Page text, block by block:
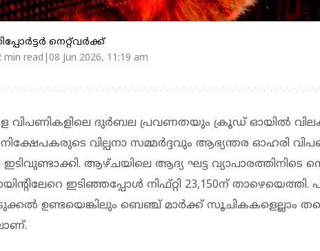
നെറ്റ്‌വര്‍ക്ക്‌
min read|08 Jun 2026, 11:19 am
ദുർബല പ്രവണതയും ക്രൂഡ് ഓയിൽ
നിക്ഷേപകരുടെ വില്പനാ സമ്മർദ്ദവും ആഭ്യന്തര ഓഹരി
ആഴ്ചയിലെ ആദ്യ ഘട്ട
ഇടിഞ്ഞപ്പോൾ നിഫ്റ്റി 23,150ന് താഴെയെത്തി.
ഉണ്ടയെങ്കിലും ബെഞ്ച് മാർക്ക് സൂചികകളെല്ലാം